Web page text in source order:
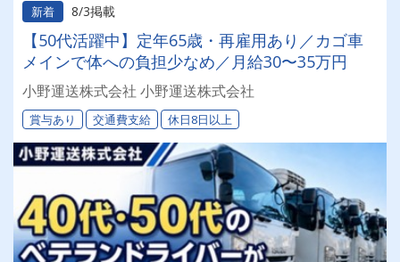
新着 8/3掲載
【50代活躍中】定年65歳・再雇用あり／カゴ車
メインで体への負担少なめ／月給30〜35万円
小野運送株式会社 小野運送株式会社
賞与あり 交通費支給 休日8日以上